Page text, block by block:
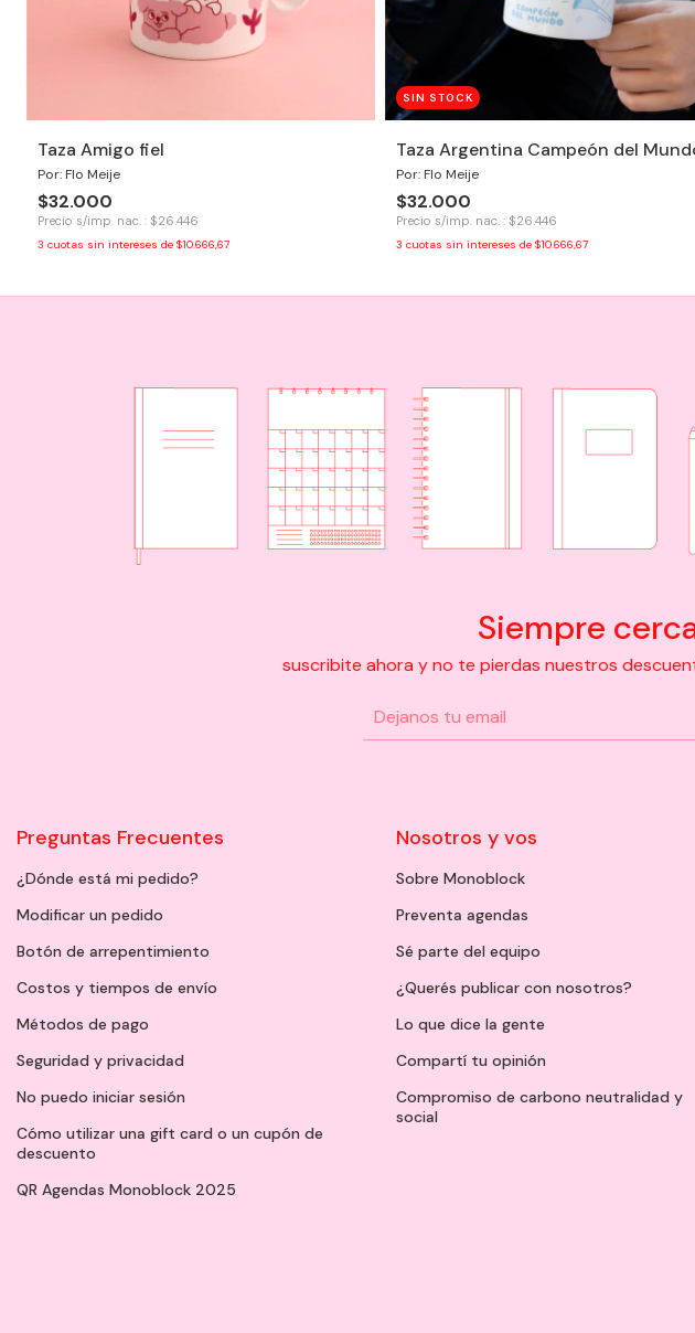
Taza Amigo fiel
Por: Flo Meije
$32.000
Precio s/imp. nac. : $26.446
3 cuotas sin intereses de $10.666,67
SIN STOCK
Taza Argentina Campeón del
Por: Flo Meije
$32.000
Precio s/imp. nac. : $26.446
3 cuotas sin intereses de $10.666,67
Siempre
suscribite ahora y no te pierdas nuestros
Preguntas Frecuentes
¿Dónde está mi pedido?
Modificar un pedido
Botón de arrepentimiento
Costos y tiempos de envío
Métodos de pago
Seguridad y privacidad
No puedo iniciar sesión
Cómo utilizar una gift card o un cupón de
descuento
QR Agendas Monoblock 2025
Nosotros y vos
Sobre Monoblock
Preventa agendas
Sé parte del equipo
¿Querés publicar con nosotros?
Lo que dice la gente
Compartí tu opinión
Compromiso de carbono neutralidad y
social